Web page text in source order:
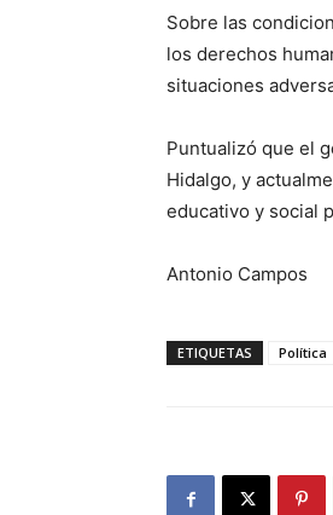
Sobre las
los derechos
situaciones
Puntualizó que el
Hidalgo, y
educativo y social
Antonio Campos
ETIQUETAS Política